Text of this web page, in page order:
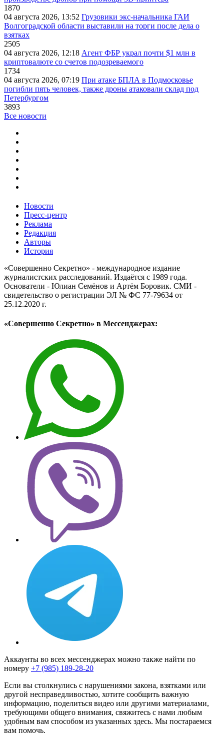
1870
04 августа 2026, 13:52 Грузовики экс-начальника ГАИ
Волгоградской области выставили на торги после дела о
взятках
2505
04 августа 2026, 12:18 Агент ФБР украл почти $1 млн в
криптовалюте со счетов подозреваемого
1734
04 августа 2026, 07:19 При атаке БПЛА в Подмосковье
погибли пять человек, также дроны атаковали склад под
Петербургом
3893
Все новости
Новости
Пресс-центр
Реклама
Редакция
Авторы
История
«Совершенно Секретно» - международное издание
журналистских расследований. Издаётся с 1989 года.
Основатели - Юлиан Семёнов и Артём Боровик. CМИ -
свидетельство о регистрации ЭЛ № ФС 77-79634 от
25.12.2020 г.
«Совершенно Секретно» в Мессенджерах:
Аккаунты во всех мессенджерах можно также найти по
номеру +7 (985) 189-28-20
Если вы столкнулись с нарушениями закона, взятками или
другой несправедливостью, хотите сообщить важную
информацию, поделиться видео или другими материалами,
требующими общего внимания, свяжитесь с нами любым
удобным вам способом из указанных здесь. Мы постараемся
вам помочь.